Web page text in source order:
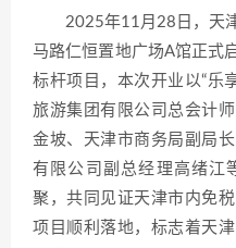
2025年11月28日，天
马路仁恒置地广场A馆正式
标杆项目，本次开业以“乐
旅游集团有限公司总会计
金坡、天津市商务局副局
有限公司副总经理高绪江
聚，共同见证天津市内免
项目顺利落地，标志着天